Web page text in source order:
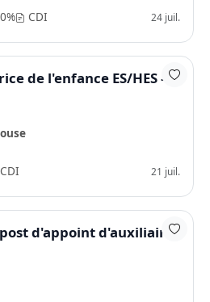
CDI 24 juil.
de l'enfance ES/HES –
CDI 21 juil.
d'appoint d'auxiliaire